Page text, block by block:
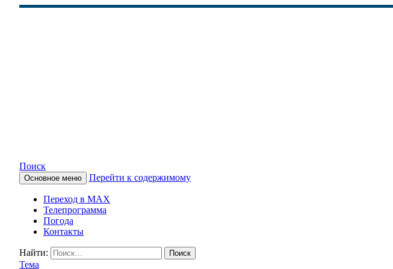
КАМЧАТСКОЕ ИНФОРМАЦИОННОЕ
Поиск
Основное меню Перейти к содержимому
Переход в MAX
Телепрограмма
Погода
Контакты
Найти:
Тема